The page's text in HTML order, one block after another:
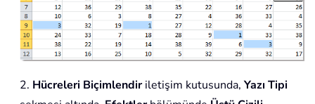
2. Hücreleri Biçimlendiriletişim kutusunda, Yazı Tipi